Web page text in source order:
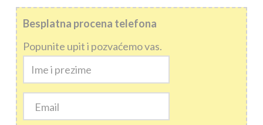
Besplatna procena telefona
Popunite upit i pozvaćemo vas.